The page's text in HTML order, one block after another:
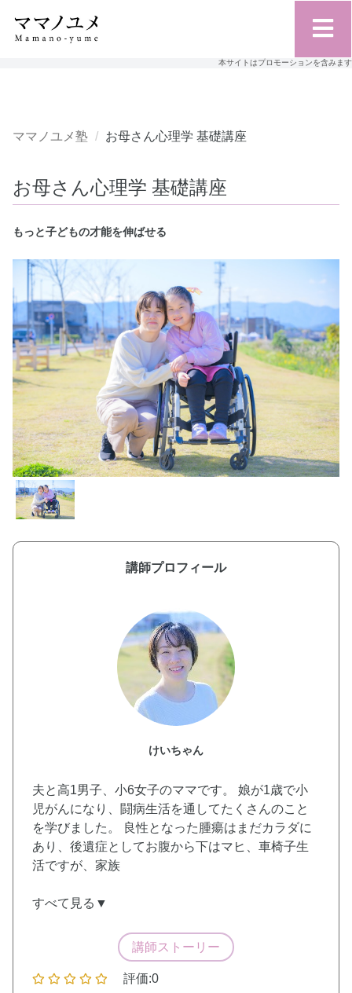
本サイトはプロモーションを含みます
ママノユメ塾 お母さん心理学 基礎講座
お母さん心理学 基礎講座
もっと子どもの才能を伸ばせる
講師プロフィール
けいちゃん
夫と高1男子、小6女子のママです。 娘が1歳で小
児がんになり、闘病生活を通してたくさんのこと
を学びました。 良性となった腫瘍はまだカラダに
あり、後遺症としてお腹から下はマヒ、車椅子生
活ですが、家族
すべて見る▼
講師ストーリー
評価:0